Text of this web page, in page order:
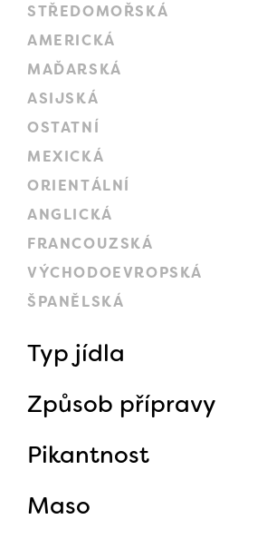
STŘEDOMOŘSKÁ
AMERICKÁ
MAĎARSKÁ
ASIJSKÁ
OSTATNÍ
MEXICKÁ
ORIENTÁLNÍ
ANGLICKÁ
FRANCOUZSKÁ
VÝCHODOEVROPSKÁ
ŠPANĚLSKÁ
Typ jídla
Způsob přípravy
Pikantnost
Maso